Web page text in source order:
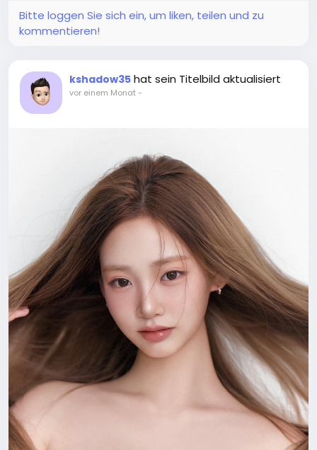
Bitte loggen Sie sich ein, um liken, teilen und zu
kommentieren!
kshadow35 hat sein Titelbild aktualisiert
vor einem Monat-